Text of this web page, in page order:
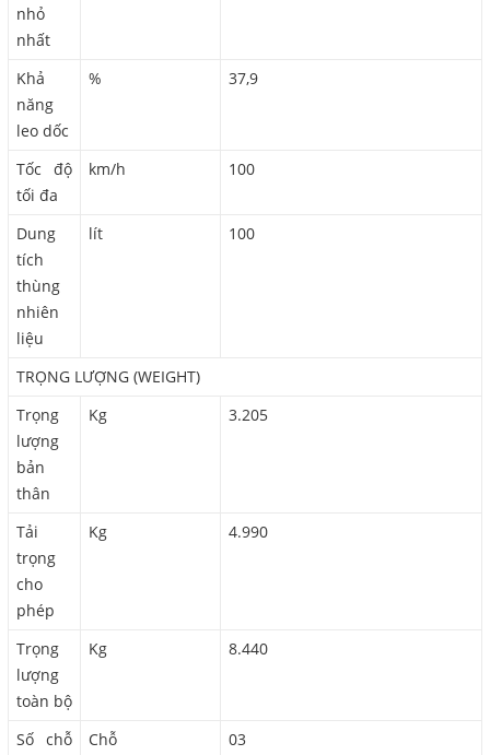
nhỏ
nhất
Khả
năng
leo dốc
% 37,9
Tốc độ
tối đa
km/h 100
Dung
tích
thùng
nhiên
liệu
lít 100
TRỌNG LƯỢNG (WEIGHT)
Trọng
lượng
bản
thân
Kg 3.205
Tải
trọng
cho
phép
Kg 4.990
Trọng
lượng
toàn bộ
Kg 8.440
Số chỗ
Chỗ 03